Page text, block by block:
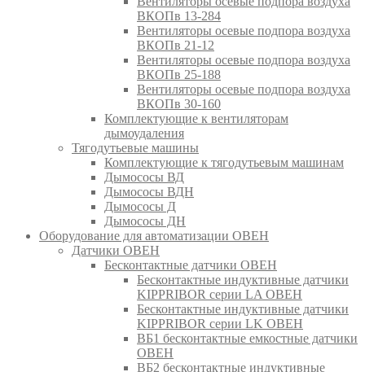
ВКОПв 13-284
Вентиляторы осевые подпора воздуха
ВКОПв 21-12
Вентиляторы осевые подпора воздуха
ВКОПв 25-188
Вентиляторы осевые подпора воздуха
ВКОПв 30-160
Комплектующие к вентиляторам
дымоудаления
Тягодутьевые машины
Комплектующие к тягодутьевым машинам
Дымососы ВД
Дымососы ВДН
Дымососы Д
Дымососы ДН
Оборудование для автоматизации ОВЕН
Датчики ОВЕН
Бесконтактные датчики ОВЕН
Бесконтактные индуктивные датчики
KIPPRIBOR серии LA ОВЕН
Бесконтактные индуктивные датчики
KIPPRIBOR серии LK ОВЕН
ВБ1 бесконтактные емкостные датчики
ОВЕН
ВБ2 бесконтактные индуктивные